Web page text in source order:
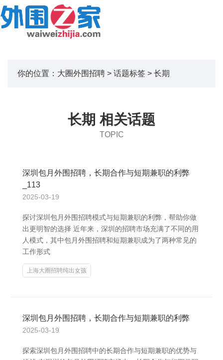
你的位置： 大圈外围招聘 > 话题标签 > 长期
长期 相关话题
TOPIC
深圳包月外围招聘，长期合作与短期兼职的利弊
_113
2025-03-19
探讨深圳包月外围招聘模式与短期兼职的利弊，帮助你做
出更明智的选择 近年来，深圳的招聘市场充满了不同的用
人模式，其中包月外围招聘和短期兼职成为了两种常见的
工作形式
上海大圈招聘纯出女孩
深圳包月外围招聘，长期合作与短期兼职的利弊
2025-03-19
探索深圳包月外围招聘中的长期合作与短期兼职的优势与